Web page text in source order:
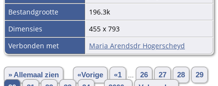
Bestandgrootte
196.3k
Dimensies
455 x 793
Verbonden met
Maria Arendsdr Hogerscheyd
» Allemaal zien «Vorige «1 26 27 28
29